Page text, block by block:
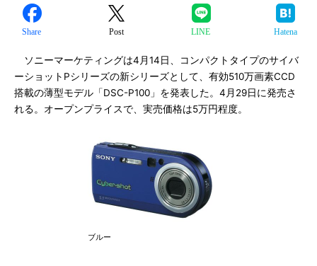
Share Post LINE Hatena
ソニーマーケティングは4月14日、コンパクトタイプのサイバ
ーショットPシリーズの新シリーズとして、有効510万画素CCD
搭載の薄型モデル「DSC-P100」を発表した。4月29日に発売さ
れる。オープンプライスで、実売価格は5万円程度。
ブルー